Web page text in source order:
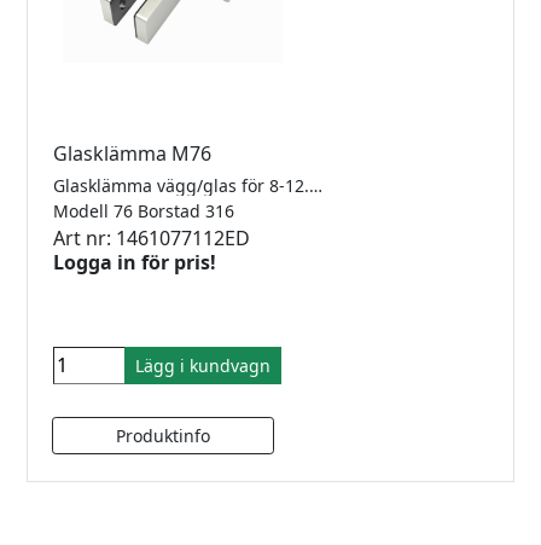
Glasklämma M76
Glasklämma vägg/glas för 8-12.76mm glas. Rostfritt 316.
Modell 76 Borstad 316
Art nr: 1461077112ED
Logga in för pris!
Lägg i kundvagn